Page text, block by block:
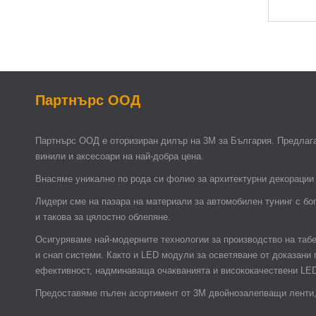
Партнърс ООД
Партнърс ООД e оторизиран дилър на 3М за България.
винили и аксесоари на най-добра цена.
Внасяме уникално по рода си фолио за архитектурни
Лидери сме на пазара на материали за автомобилен тунинг с
и такова за цялостно облепяне.
Осигуряваме най-модерните технологии за производство на
и снап системи. Както и LED модули за осветяване от
ефективност, надминаваща очакванията и висококачествени
Предоставяме пълен асортимент от 3М двойнозалепващи